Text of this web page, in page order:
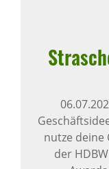
nutze deine
der